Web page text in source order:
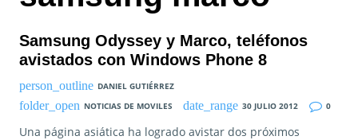
Samsung Odyssey y Marco, teléfonos
avistados con Windows Phone 8
DANIEL GUTIÉRREZ
NOTICIAS DE MOVILES
30 JULIO 2012 0
Una página asiática ha logrado avistar dos próximos